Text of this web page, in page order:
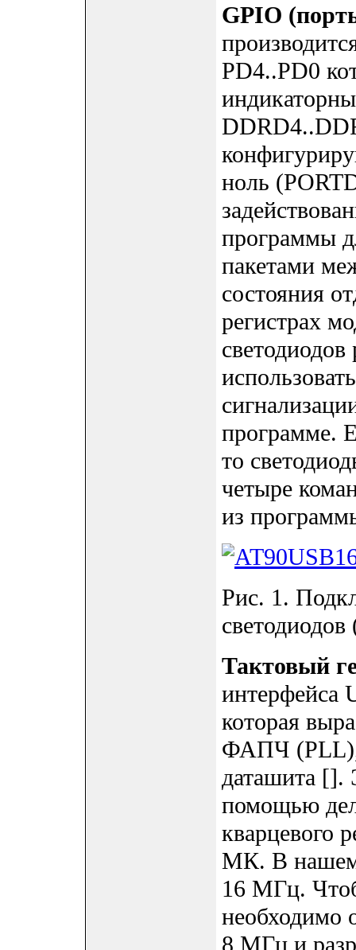
GPIO
PD4..PD0
ноль
программы
пакетами
состояния
регистрах
программе.
то
четыре
из
Рис. 1.
Тактовый
интерфейса
которая
ФАПЧ (PLL),
даташита [].
помощью
кварцевого
МК. В нашем
16 МГц.
необходимо
8 МГц и